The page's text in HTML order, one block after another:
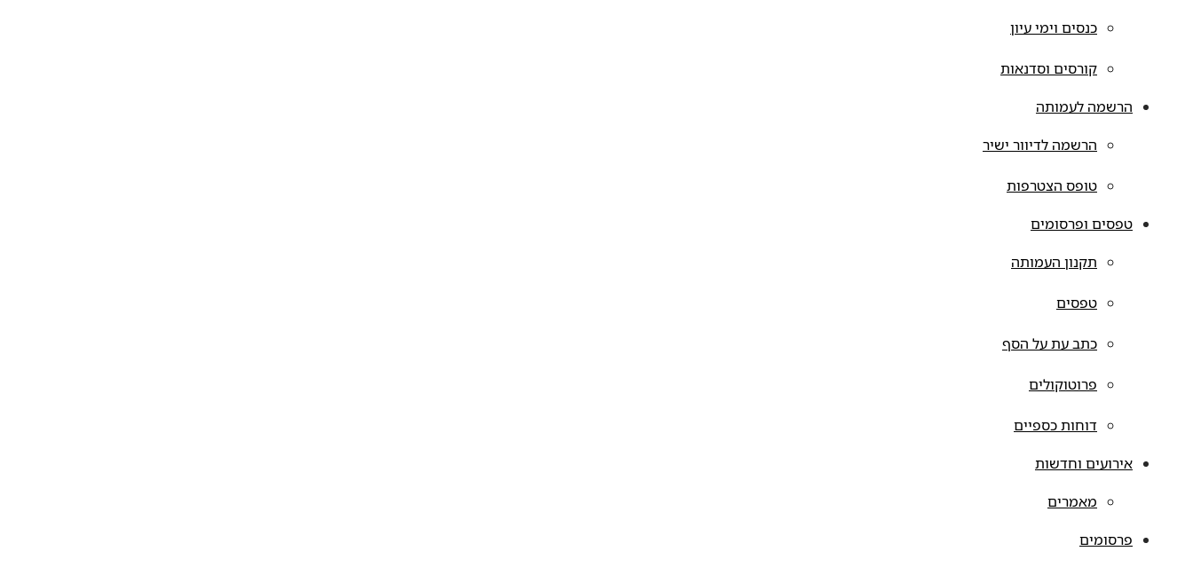
כנסים וימי עיון
קורסים וסדנאות
הרשמה לעמותה
הרשמה לדיוור ישיר
טופס הצטרפות
טפסים ופרסומים
תקנון העמותה
טפסים
כתב עת על הסף
פרוטוקולים
דוחות כספיים
אירועים וחדשות
מאמרים
פרסומים